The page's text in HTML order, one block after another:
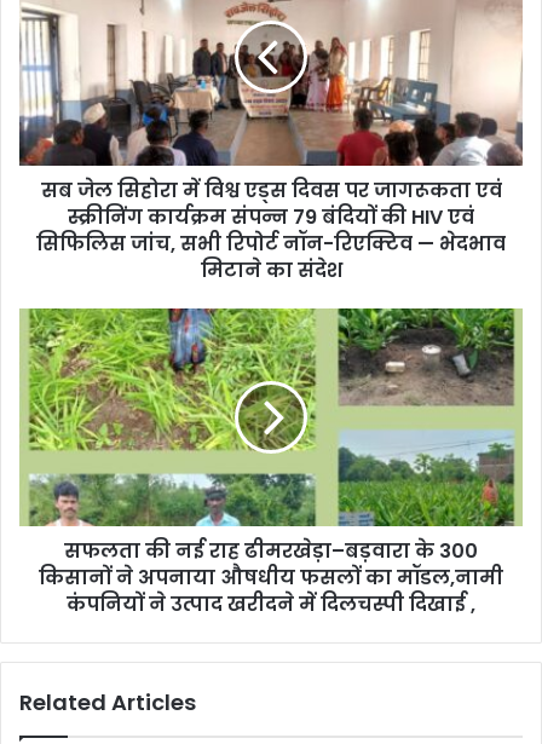
E
m
a
l
a
d
सब जेल सिहोरा में विश्व एड्स दिवस पर जागरूकता एवं
स्क्रीनिंग कार्यक्रम संपन्न 79 बंदियों की HIV एवं
सिफिलिस जांच, सभी रिपोर्ट नॉन-रिएक्टिव — भेदभाव
मिटाने का संदेश
सफलता की नई राह ढीमरखेड़ा–बड़वारा के 300
किसानों ने अपनाया औषधीय फसलों का मॉडल,नामी
कंपनियों ने उत्पाद खरीदने में दिलचस्पी दिखाई ,
Related Articles